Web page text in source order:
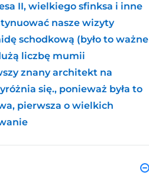
II, wielkiego sfinksa i inne
nasze wizyty
schodkową (było to ważne
liczbę mumii
znany architekt na
się., ponieważ była to
pierwsza o wielkich